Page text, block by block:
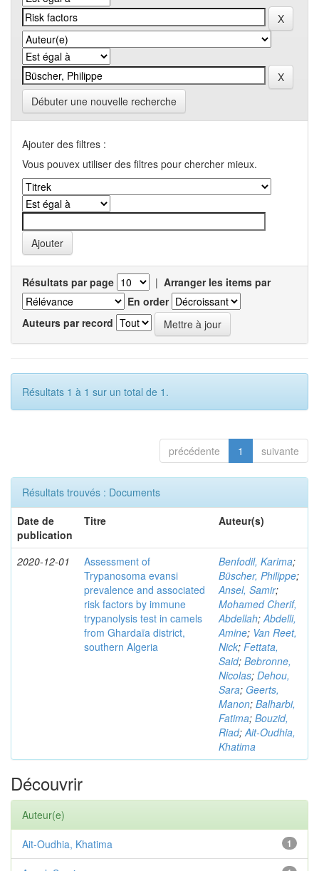
Débuter une nouvelle recherche
Ajouter des filtres :
Vous pouvex utiliser des filtres pour chercher mieux.
Résultats par page | Arranger les items par
En order
Auteurs par record
Résultats 1 à 1 sur un total de 1.
précédente 1 suivante
Résultats trouvés : Documents
Date de
publication
Titre Auteur(s)
2020-12-01
Assessment of
Trypanosoma evansi
prevalence and associated
risk factors by immune
trypanolysis test in camels
from Ghardaïa district,
southern Algeria
Benfodil, Karima;
Büscher, Philippe;
Ansel, Samir;
Mohamed Cherif,
Abdellah;Abdelli,
Amine; Van Reet,
Nick; Fettata,
Said; Bebronne,
Nicolas; Dehou,
Sara; Geerts,
Manon; Balharbi,
Fatima; Bouzid,
Riad;Ait-Oudhia,
Khatima
Découvrir
Auteur(e)
1
Ait-Oudhia, Khatima